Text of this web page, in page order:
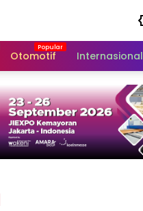
Otomotif Internasional